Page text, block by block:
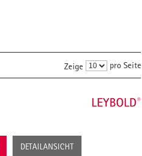
Zeige pro Seite
DETAILANSICHT